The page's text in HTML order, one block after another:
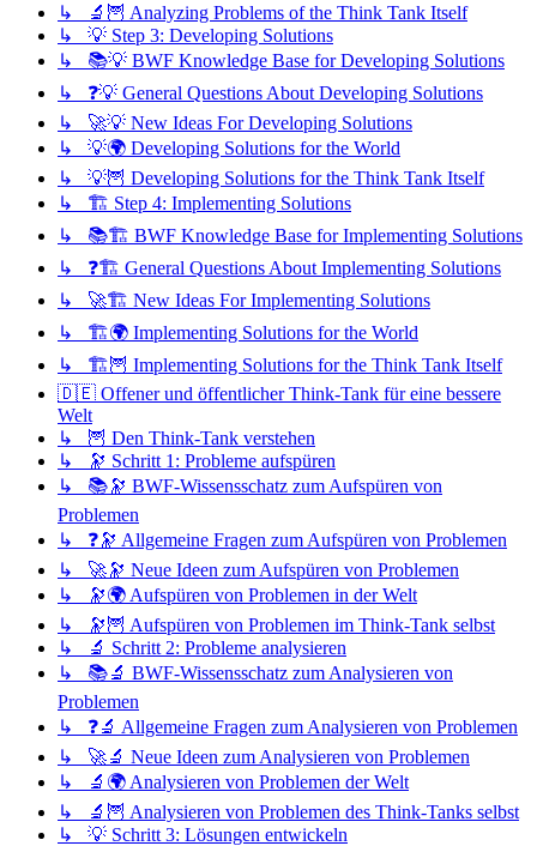
↳ 🔬🦉 Analyzing Problems of the Think Tank Itself
↳ 💡 Step 3: Developing Solutions
↳ 📚💡 BWF Knowledge Base for Developing Solutions
↳ ❓💡 General Questions About Developing Solutions
↳ 🚀💡 New Ideas For Developing Solutions
↳ 💡🌍 Developing Solutions for the World
↳ 💡🦉 Developing Solutions for the Think Tank Itself
↳ 🏗️ Step 4: Implementing Solutions
↳ 📚🏗️ BWF Knowledge Base for Implementing Solutions
↳ ❓🏗️ General Questions About Implementing Solutions
↳ 🚀🏗️ New Ideas For Implementing Solutions
↳ 🏗️🌍 Implementing Solutions for the World
↳ 🏗️🦉 Implementing Solutions for the Think Tank Itself
🇩🇪 Offener und öffentlicher Think-Tank für eine bessere
Welt
↳ 🦉 Den Think-Tank verstehen
↳ 🔭 Schritt 1: Probleme aufspüren
↳ 📚🔭 BWF-Wissensschatz zum Aufspüren von
Problemen
↳ ❓🔭 Allgemeine Fragen zum Aufspüren von Problemen
↳ 🚀🔭 Neue Ideen zum Aufspüren von Problemen
↳ 🔭🌍 Aufspüren von Problemen in der Welt
↳ 🔭🦉 Aufspüren von Problemen im Think-Tank selbst
↳ 🔬 Schritt 2: Probleme analysieren
↳ 📚🔬 BWF-Wissensschatz zum Analysieren von
Problemen
↳ ❓🔬 Allgemeine Fragen zum Analysieren von Problemen
↳ 🚀🔬 Neue Ideen zum Analysieren von Problemen
↳ 🔬🌍 Analysieren von Problemen der Welt
↳ 🔬🦉 Analysieren von Problemen des Think-Tanks selbst
↳ 💡 Schritt 3: Lösungen entwickeln